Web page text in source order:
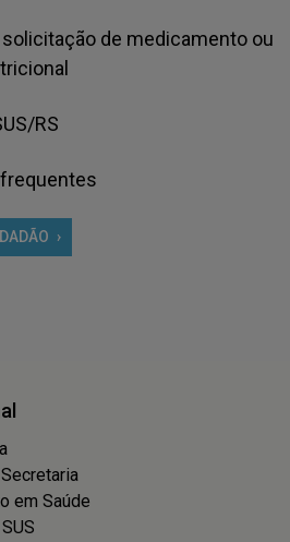
de medicamento ou
RS
em Saúde